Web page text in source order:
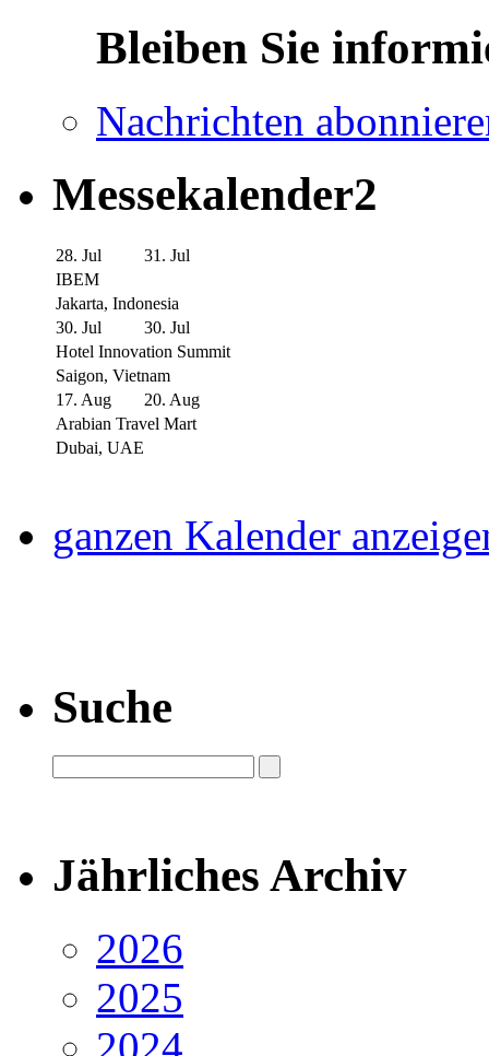
Bleiben Sie
Nachrichten
Messekalender2
28. Jul
31. Jul
IBEM
Jakarta, Indonesia
30. Jul
30. Jul
Hotel Innovation Summit
Saigon, Vietnam
17. Aug
20. Aug
Arabian Travel Mart
Dubai, UAE
ganzen Kalender
Suche
Jährliches Archiv
2026
2025